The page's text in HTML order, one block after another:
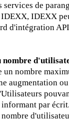
de
IDEXX
d'intégration
nombre
un nombre
augmentation
par